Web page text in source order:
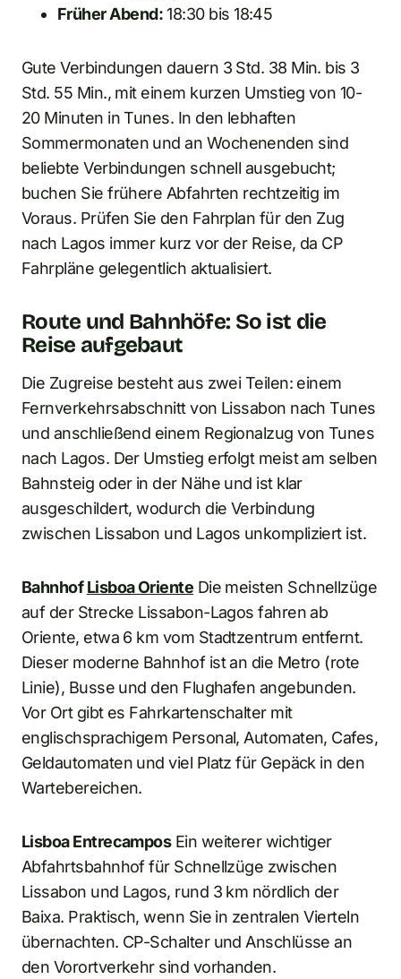
Früher Abend:18:30 bis 18:45
Gute Verbindungen dauern 3 Std. 38 Min. bis 3
Std. 55 Min., mit einem kurzen Umstieg von 10-
20 Minuten in Tunes. In den lebhaften
Sommermonaten und an Wochenenden sind
beliebte Verbindungen schnell ausgebucht;
buchen Sie frühere Abfahrten rechtzeitig im
Voraus. Prüfen Sie den Fahrplan für den Zug
nach Lagos immer kurz vor der Reise, da CP
Fahrpläne gelegentlich aktualisiert.
Route und Bahnhöfe: So ist die
Reise aufgebaut
Die Zugreise besteht aus zwei Teilen: einem
Fernverkehrsabschnitt von Lissabon nach Tunes
und anschließend einem Regionalzug von Tunes
nach Lagos. Der Umstieg erfolgt meist am selben
Bahnsteig oder in der Nähe und ist klar
ausgeschildert, wodurch die Verbindung
zwischen Lissabon und Lagos unkompliziert ist.
BahnhofLisboa Oriente Die meisten Schnellzüge
auf der Strecke Lissabon-Lagos fahren ab
Oriente, etwa 6 km vom Stadtzentrum entfernt.
Dieser moderne Bahnhof ist an die Metro (rote
Linie), Busse und den Flughafen angebunden.
Vor Ort gibt es Fahrkartenschalter mit
englischsprachigem Personal, Automaten, Cafes,
Geldautomaten und viel Platz für Gepäck in den
Wartebereichen.
Lisboa EntrecamposEin weiterer wichtiger
Abfahrtsbahnhof für Schnellzüge zwischen
Lissabon und Lagos, rund 3 km nördlich der
Baixa. Praktisch, wenn Sie in zentralen Vierteln
übernachten. CP-Schalter und Anschlüsse an
den Vorortverkehr sind vorhanden.